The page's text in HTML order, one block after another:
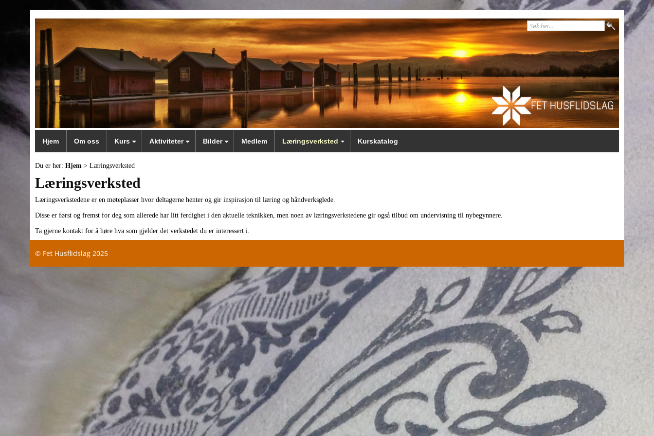
Hjem Om oss Kurs Aktiviteter Bilder Medlem Læringsverksted Kurskatalog
Du er her: Hjem > Læringsverksted
Læringsverksted
Læringsverkstedene er en møteplasser hvor deltagerne henter og gir inspirasjon til læring og håndverksglede.
Disse er først og fremst for deg som allerede har litt ferdighet i den aktuelle teknikken, men noen av læringsverkstedene gir også tilbud om undervisning til nybegynnere.
Ta gjerne kontakt for å høre hva som gjelder det verkstedet du er interessert i.
© Fet Husflidslag 2025